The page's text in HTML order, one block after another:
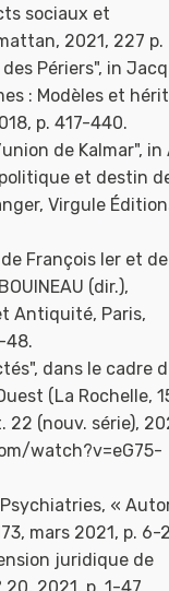
sociaux et
2021, 227 p.
Périers", in
: Modèles et
p. 417-440.
de Kalmar", in
et destin
Virgule
François Ier et de
(dir.),
Antiquité, Paris,
48.
dans le cadre
(La Rochelle,
22 (nouv. série),
watch?v=eG75-
«
mars 2021, p. 6-
juridique de